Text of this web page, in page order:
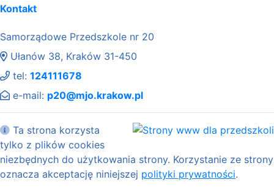
Kontakt
Samorządowe Przedszkole nr 20
Ułanów 38, Kraków 31-450
tel: 124111678
e-mail: p20@mjo.krakow.pl
Ta strona korzysta
tylko z plików cookies
niezbędnych do użytkowania strony. Korzystanie ze strony
oznacza akceptację niniejszej polityki prywatności.